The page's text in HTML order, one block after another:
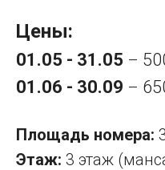
Цены:
01.05 - 31.05 –
01.06 - 30.09 –
Площадь номера:
Этаж: 3 этаж